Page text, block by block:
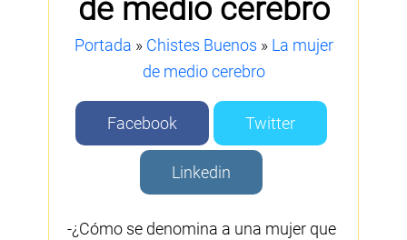
de medio cerebro
Portada » Chistes Buenos » La mujer
de medio cerebro
Facebook Twitter
Linkedin
-¿Cómo se denomina a una mujer que